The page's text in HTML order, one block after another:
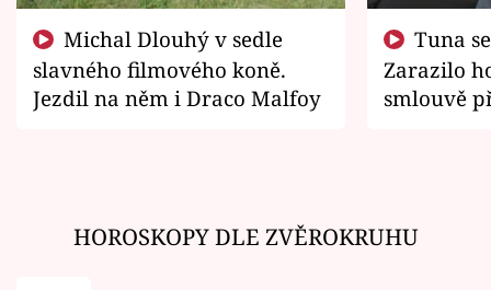
slavného filmového koně.
Jezdil na něm i Draco Malfoy
Zarazilo
smlouvě
HOROSKOPY DLE ZVĚROKRUHU